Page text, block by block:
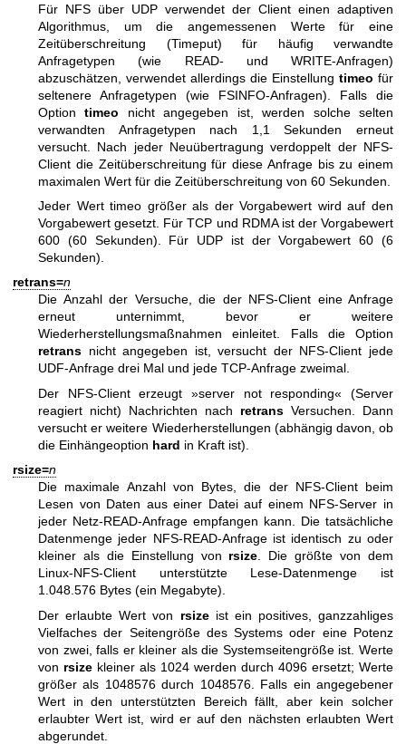
Für NFS über UDP verwendet der Client einen adaptiven
Algorithmus, um die angemessenen Werte für eine
Zeitüberschreitung (Timeput) für häufig verwandte
Anfragetypen (wie READ- und WRITE-Anfragen)
abzuschätzen, verwendet allerdings die Einstellung timeo für
seltenere Anfragetypen (wie FSINFO-Anfragen). Falls die
Optiontimeo nicht angegeben ist, werden solche selten
verwandten Anfragetypen nach 1,1 Sekunden erneut
versucht. Nach jeder Neuübertragung verdoppelt der NFS-
Client die Zeitüberschreitung für diese Anfrage bis zu einem
maximalen Wert für die Zeitüberschreitung von 60 Sekunden.
Jeder Wert timeo größer als der Vorgabewert wird auf den
Vorgabewert gesetzt. Für TCP und RDMA ist der Vorgabewert
600 (60 Sekunden). Für UDP ist der Vorgabewert 60 (6
Sekunden).
retrans=n
Die Anzahl der Versuche, die der NFS-Client eine Anfrage
erneut unternimmt, bevor er weitere
Wiederherstellungsmaßnahmen einleitet. Falls die Option
retrans nicht angegeben ist, versucht der NFS-Client jede
UDF-Anfrage drei Mal und jede TCP-Anfrage zweimal.
Der NFS-Client erzeugt »server not responding« (Server
reagiert nicht) Nachrichten nach retrans Versuchen. Dann
versucht er weitere Wiederherstellungen (abhängig davon, ob
die Einhängeoption hard in Kraft ist).
rsize=n
Die maximale Anzahl von Bytes, die der NFS-Client beim
Lesen von Daten aus einer Datei auf einem NFS-Server in
jeder Netz-READ-Anfrage empfangen kann. Die tatsächliche
Datenmenge jeder NFS-READ-Anfrage ist identisch zu oder
kleiner als die Einstellung von rsize . Die größte von dem
Linux-NFS-Client unterstützte Lese-Datenmenge ist
1.048.576 Bytes (ein Megabyte).
Der erlaubte Wert von rsizeist ein positives, ganzzahliges
Vielfaches der Seitengröße des Systems oder eine Potenz
von zwei, falls er kleiner als die Systemseitengröße ist. Werte
von rsize kleiner als 1024 werden durch 4096 ersetzt; Werte
größer als 1048576 durch 1048576. Falls ein angegebener
Wert in den unterstützten Bereich fällt, aber kein solcher
erlaubter Wert ist, wird er auf den nächsten erlaubten Wert
abgerundet.